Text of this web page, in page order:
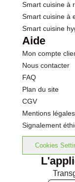
Smart cuisine à
Smart cuisine à
Smart cuisine
Aide
Mon compte
Nous contacter
FAQ
Plan du site
CGV
Mentions légales
Signalement
Cookies